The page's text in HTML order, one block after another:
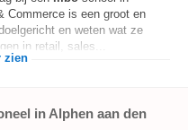
Commerce is een groot en
en weten wat ze
in retail, sales...
zien
in Alphen aan den